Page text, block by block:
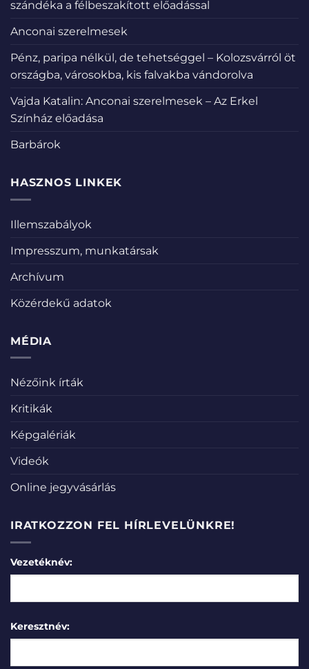
szándéka a félbeszakított előadással
Anconai szerelmesek
Pénz, paripa nélkül, de tehetséggel – Kolozsvárról öt
országba, városokba, kis falvakba vándorolva
Vajda Katalin: Anconai szerelmesek – Az Erkel
Színház előadása
Barbárok
HASZNOS LINKEK
Illemszabályok
Impresszum, munkatársak
Archívum
Közérdekű adatok
MÉDIA
Nézőink írták
Kritikák
Képgalériák
Videók
Online jegyvásárlás
IRATKOZZON FEL HÍRLEVELÜNKRE!
Vezetéknév:
Keresztnév: